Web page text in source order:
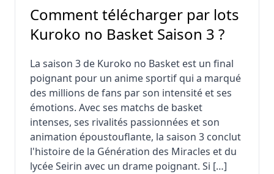
Comment télécharger par lots
Kuroko no Basket Saison 3 ?
La saison 3 de Kuroko no Basket est un final
poignant pour un anime sportif qui a marqué
des millions de fans par son intensité et ses
émotions. Avec ses matchs de basket
intenses, ses rivalités passionnées et son
animation époustouflante, la saison 3 conclut
l'histoire de la Génération des Miracles et du
lycée Seirin avec un drame poignant. Si […]